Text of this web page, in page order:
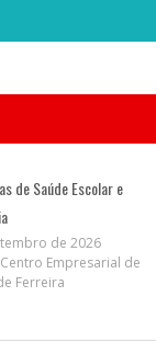
de Saúde Escolar e
de 2026
Centro Empresarial de
Ferreira